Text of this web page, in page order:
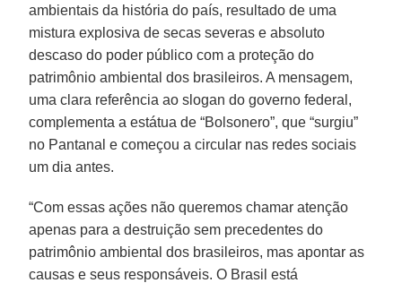
ambientais da história do país, resultado de uma
mistura explosiva de secas severas e absoluto
descaso do poder público com a proteção do
patrimônio ambiental dos brasileiros. A mensagem,
uma clara referência ao slogan do governo federal,
complementa a estátua de “Bolsonero”, que “surgiu”
no Pantanal e começou a circular nas redes sociais
um dia antes.
“Com essas ações não queremos chamar atenção
apenas para a destruição sem precedentes do
patrimônio ambiental dos brasileiros, mas apontar as
causas e seus responsáveis. O Brasil está